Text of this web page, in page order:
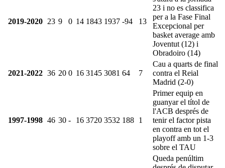
2019-2020 23 9 0 14 1843 1937 -94 13
23 i no es classifica
per a la Fase Final
Excepcional per
basket average amb
Joventut (12) i
Obradoiro (14)
2021-2022 36 20 0 16 3145 3081 64 7
Cau a quarts de final
contra el Reial
Madrid (2-0)
1997-1998 46 30 - 16 3720 3532 188 1
Primer equip en
guanyar el títol de
l'ACB després de
tenir el factor pista
en contra en tot el
playoff amb un 1-3
sobre el TAU
Queda penúltim